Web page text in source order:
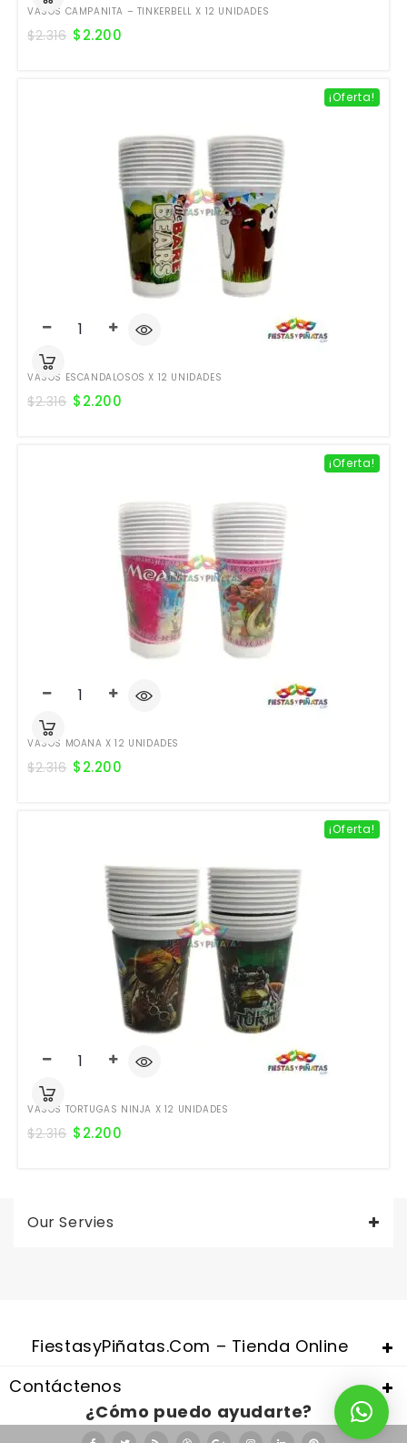
VASOS CAMPANITA – TINKERBELL X 12 UNIDADES
$2.316 $2.200
¡Oferta!
VASOS ESCANDALOSOS X 12 UNIDADES
$2.316 $2.200
¡Oferta!
VASOS MOANA X 12 UNIDADES
$2.316 $2.200
¡Oferta!
VASOS TORTUGAS NINJA X 12 UNIDADES
$2.316 $2.200
Our Servies
FiestasyPiñatas.com – Tienda Online
Contáctenos
¿Cómo puedo ayudarte?